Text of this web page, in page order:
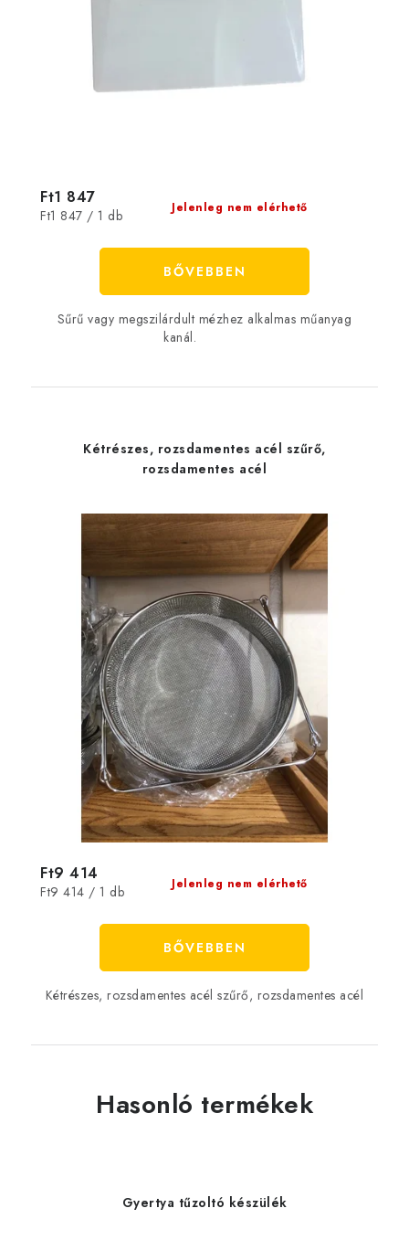
Jelenleg nem elérhető
Ft1 847
Egységár:
Ft1 847 / 1 db
BŐVEBBEN
Sűrű vagy megszilárdult mézhez alkalmas műanyag
kanál.
Kétrészes, rozsdamentes acél szűrő,
rozsdamentes acél
Jelenleg nem elérhető
Ft9 414
Egységár:
Ft9 414 / 1 db
BŐVEBBEN
Kétrészes, rozsdamentes acél szűrő, rozsdamentes acél
Hasonló termékek
Gyertya tűzoltó készülék